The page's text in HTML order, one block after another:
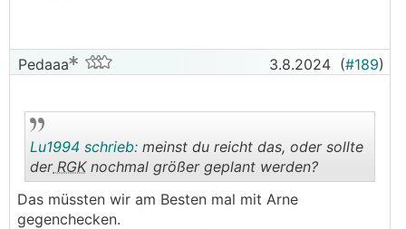
Pedaaa 3.8.2024 (#189)
Lu1994 schrieb: meinst du reicht das, oder sollte
derRGKnochmal größer geplant werden?
Das müssten wir am Besten mal mit Arne
gegenchecken.